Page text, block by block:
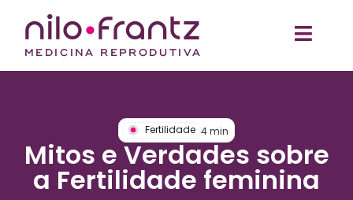
Fertilidade 4min
Mitos e Verdades sobre
a Fertilidade feminina